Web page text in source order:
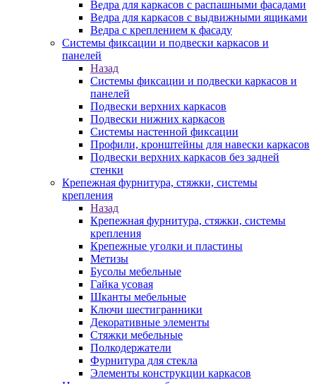
Ведра для каркасов с распашными фасадами
Ведра для каркасов с выдвижными ящиками
Ведра с креплением к фасаду
Системы фиксации и подвески каркасов и
панелей
Назад
Системы фиксации и подвески каркасов и
панелей
Подвески верхних каркасов
Подвески нижних каркасов
Системы настенной фиксации
Профили, кронштейны для навески каркасов
Подвески верхних каркасов без задней
стенки
Крепежная фурнитура, стяжки, системы
крепления
Назад
Крепежная фурнитура, стяжки, системы
крепления
Крепежные уголки и пластины
Метизы
Бусолы мебельные
Гайка усовая
Шканты мебельные
Ключи шестигранники
Декоративные элементы
Стяжки мебельные
Полкодержатели
Фурнитура для стекла
Элементы конструкции каркасов